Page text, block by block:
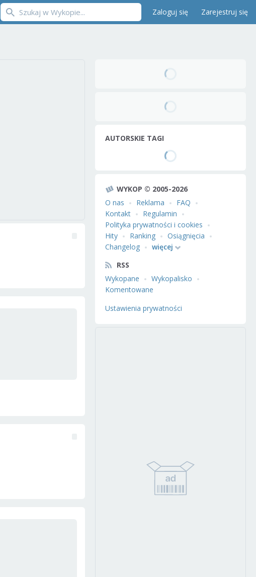
Zaloguj się Zarejestruj się
AUTORSKIE TAGI
WYKOP © 2005-2026
O nas
Reklama
FAQ
Kontakt
Regulamin
Polityka prywatności i cookies
Hity
Ranking
Osiągnięcia
Changelog
więcej
RSS
Wykopane
Wykopalisko
Komentowane
Ustawienia prywatności